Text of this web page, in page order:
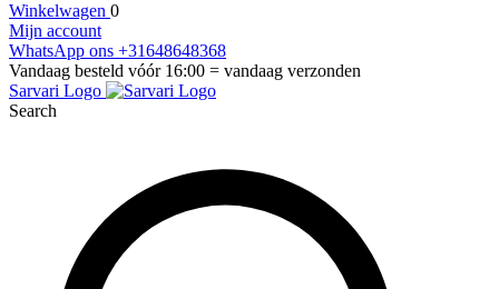
Winkelwagen 0
Mijn account
WhatsApp ons +31648648368
Vandaag besteld vóór 16:00 = vandaag verzonden
Sarvari Logo
Search